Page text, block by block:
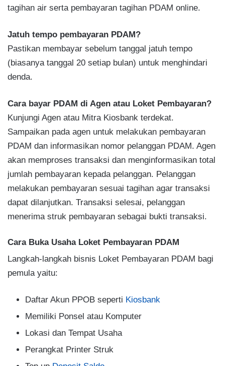
tagihan air serta pembayaran tagihan PDAM online.
Jatuh tempo pembayaran PDAM?
Pastikan membayar sebelum tanggal jatuh tempo
(biasanya tanggal 20 setiap bulan) untuk menghindari
denda.
Cara bayar PDAM di Agen atau Loket Pembayaran?
Kunjungi Agen atau Mitra Kiosbank terdekat.
Sampaikan pada agen untuk melakukan pembayaran
PDAM dan informasikan nomor pelanggan PDAM. Agen
akan memproses transaksi dan menginformasikan total
jumlah pembayaran kepada pelanggan. Pelanggan
melakukan pembayaran sesuai tagihan agar transaksi
dapat dilanjutkan. Transaksi selesai, pelanggan
menerima struk pembayaran sebagai bukti transaksi.
Cara Buka Usaha Loket Pembayaran PDAM
Langkah-langkah bisnis Loket Pembayaran PDAM bagi
pemula yaitu:
Daftar Akun PPOB seperti Kiosbank
Memiliki Ponsel atau Komputer
Lokasi dan Tempat Usaha
Perangkat Printer Struk